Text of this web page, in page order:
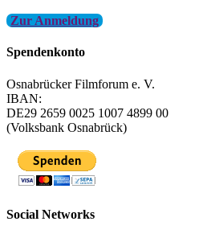
Zur Anmeldung
Spendenkonto
Osnabrücker Filmforum e. V.
IBAN:
DE29 2659 0025 1007 4899 00
(Volksbank Osnabrück)
Social Networks